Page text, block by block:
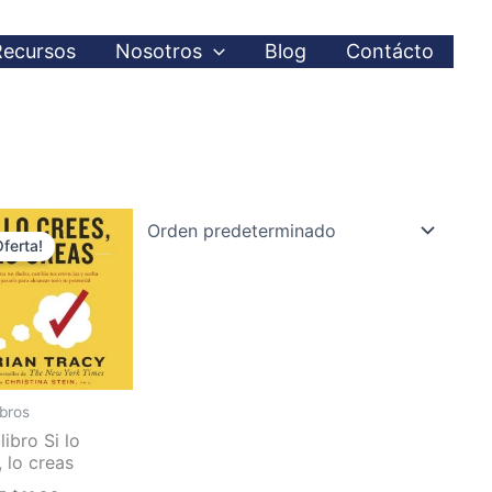
Nosotros Blog Contácto
Si lo
lo creas
El
precio
original
era:
$14.95.
El
precio
actual
es:
$11.99.